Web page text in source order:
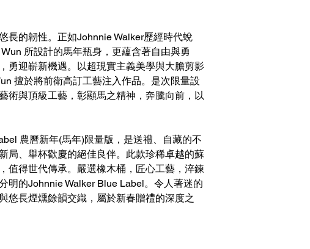
長的韌性。正如Johnnie Walker歷經時代蛻
所設計的馬年瓶身，更蘊含著自由與勇
勇迎嶄新機遇。以超現實主義美學與大膽剪影
擅於將前衛高訂工藝注入作品。是次限量設
術與頂級工藝，彰顯馬之精神，奔騰向前，以
農曆新年(馬年)限量版，是送禮、自藏的不
局、舉杯歡慶的絕佳良伴。此款珍稀卓越的蘇
值得世代傳承。嚴選橡木桶，匠心工藝，淬鍊
明的Johnnie Walker Blue Label。令人著迷的
悠長煙燻餘韻交織，屬於新春贈禮的深度之